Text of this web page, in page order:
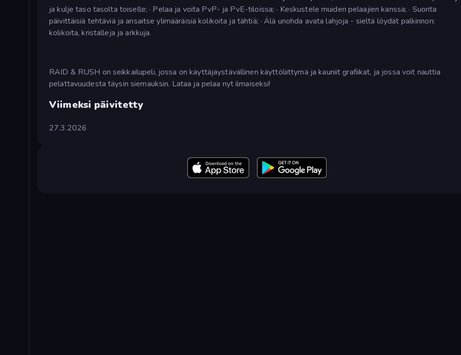
ja kulje taso tasolta toiselle; · Pelaa ja voita PvP- ja PvE-tiloissa; · Keskustele muiden pelaajien kanssa; · Suorita
päivittäisiä tehtäviä ja ansaitse ylimääräisiä kolikoita ja tähtiä; · Älä unohda avata lahjoja - sieltä löydät palkinnon:
kolikoita, kristalleja ja arkkuja.
RAID & RUSH on seikkailupeli, jossa on käyttäjäystävällinen käyttöliittymä ja kauniit grafiikat, ja jossa voit nauttia
pelattavuudesta täysin siemauksin. Lataa ja pelaa nyt ilmaiseksi!
Viimeksi päivitetty
27.3.2026